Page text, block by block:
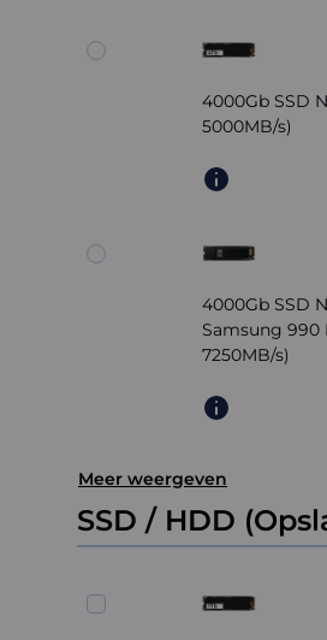
4000Gb SSD
5000MB/s)
4000Gb SSD
Samsung 990
7250MB/s)
Meer weergeven
SSD / HDD